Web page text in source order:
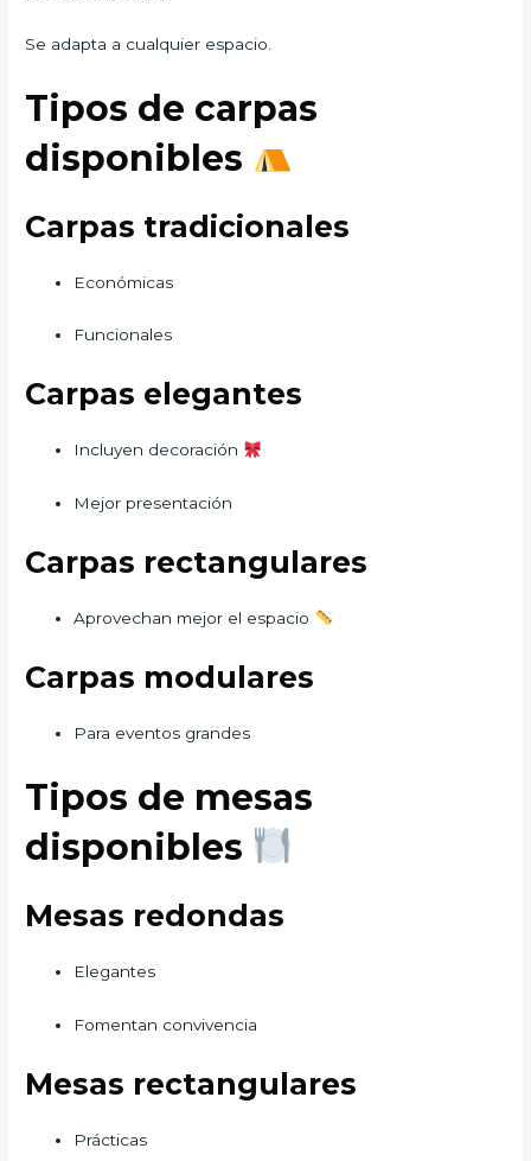
Se adapta a cualquier espacio.
Tipos de carpas
disponibles
Carpas tradicionales
Económicas
Funcionales
Carpas elegantes
Incluyen decoración
Mejor presentación
Carpas rectangulares
Aprovechan mejor el espacio
Carpas modulares
Para eventos grandes
Tipos de mesas
disponibles
Mesas redondas
Elegantes
Fomentan convivencia
Mesas rectangulares
Prácticas